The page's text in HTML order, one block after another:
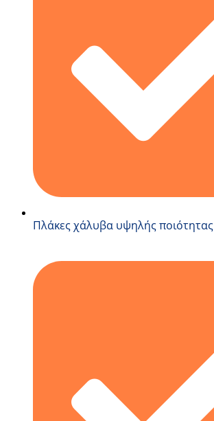
Πλάκες χάλυβα υψηλής ποιότητας